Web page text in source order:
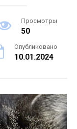
Просмотры
50
Опубликовано
10.01.2024